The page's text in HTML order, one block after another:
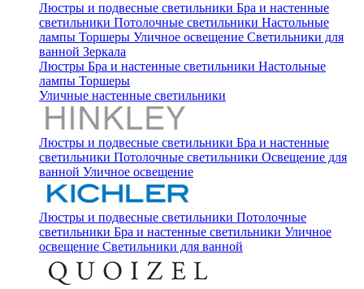
Люстры и подвесные светильники Бра и настенные
светильники Потолочные светильники Настольные
лампы Торшеры Уличное освещение Светильники для
ванной Зеркала
Люстры Бра и настенные светильники Настольные
лампы Торшеры
Уличные настенные светильники
Люстры и подвесные светильники Бра и настенные
светильники Потолочные светильники Освещение для
ванной Уличное освещение
Люстры и подвесные светильники Потолочные
светильники Бра и настенные светильники Уличное
освещение Светильники для ванной